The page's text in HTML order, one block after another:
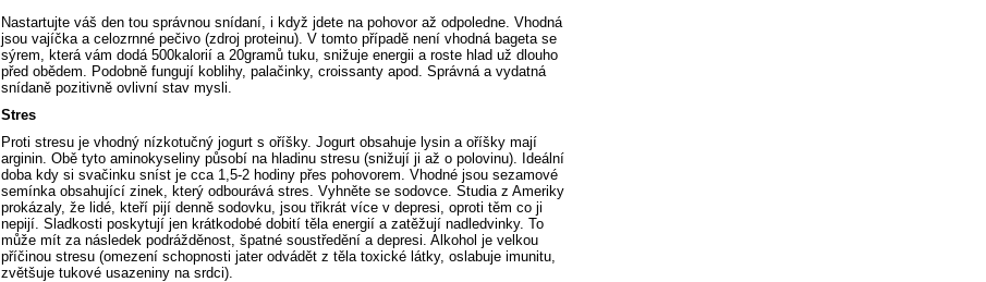
Nastartujte váš den tou správnou snídaní, i když jdete na pohovor až odpoledne. Vhodná
jsou vajíčka a celozrnné pečivo (zdroj proteinu). V tomto případě není vhodná bageta se
sýrem, která vám dodá 500kalorií a 20gramů tuku, snižuje energii a roste hlad už dlouho
před obědem. Podobně fungují koblihy, palačinky, croissanty apod. Správná a vydatná
snídaně pozitivně ovlivní stav mysli.
Stres
Proti stresu je vhodný nízkotučný jogurt s oříšky. Jogurt obsahuje lysin a oříšky mají
arginin. Obě tyto aminokyseliny působí na hladinu stresu (snižují ji až o polovinu). Ideální
doba kdy si svačinku sníst je cca 1,5-2 hodiny přes pohovorem. Vhodné jsou sezamové
semínka obsahující zinek, který odbourává stres. Vyhněte se sodovce. Studia z Ameriky
prokázaly, že lidé, kteří pijí denně sodovku, jsou třikrát více v depresi, oproti těm co ji
nepijí. Sladkosti poskytují jen krátkodobé dobití těla energií a zatěžují nadledvinky. To
může mít za následek podrážděnost, špatné soustředění a depresi. Alkohol je velkou
příčinou stresu (omezení schopnosti jater odvádět z těla toxické látky, oslabuje imunitu,
zvětšuje tukové usazeniny na srdci).